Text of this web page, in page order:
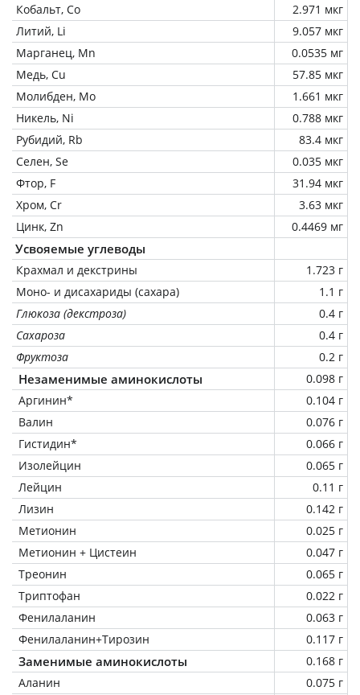
Кобальт, Co
2.971 мкг
Литий, Li
9.057 мкг
Марганец, Mn
0.0535 мг
Медь, Cu
57.85 мкг
Молибден, Mo
1.661 мкг
Никель, Ni
0.788 мкг
Рубидий, Rb
83.4 мкг
Селен, Se
0.035 мкг
Фтор, F
31.94 мкг
Хром, Cr
3.63 мкг
Цинк, Zn
0.4469 мг
Усвояемые углеводы
Крахмал и декстрины
1.723 г
Моно- и дисахариды (сахара)
1.1 г
Глюкоза (декстроза)
0.4 г
Сахароза
0.4 г
Фруктоза
0.2 г
Незаменимые аминокислоты
0.098 г
Аргинин*
0.104 г
Валин
0.076 г
Гистидин*
0.066 г
Изолейцин
0.065 г
Лейцин
0.11 г
Лизин
0.142 г
Метионин
0.025 г
Метионин + Цистеин
0.047 г
Треонин
0.065 г
Триптофан
0.022 г
Фенилаланин
0.063 г
Фенилаланин+Тирозин
0.117 г
Заменимые аминокислоты
0.168 г
Аланин
0.075 г